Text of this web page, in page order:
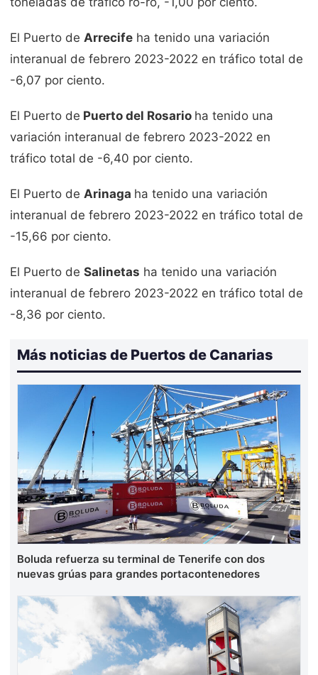
El Puerto de Arrecife ha tenido una variación
interanual de febrero 2023-2022 en tráfico total de
-6,07 por ciento.
El Puerto de Puerto del Rosario ha tenido una
variación interanual de febrero 2023-2022 en
tráfico total de -6,40 por ciento.
El Puerto de Arinaga ha tenido una variación
interanual de febrero 2023-2022 en tráfico total de
-15,66 por ciento.
El Puerto de Salinetas ha tenido una variación
interanual de febrero 2023-2022 en tráfico total de
-8,36 por ciento.
Más noticias de Puertos de Canarias
Boluda refuerza su terminal de Tenerife con dos
nuevas grúas para grandes portacontenedores